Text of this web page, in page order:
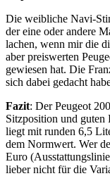
Die weibliche Navi-
der eine oder andere
lachen, wenn mir die
aber preiswerten
gewiesen hat. Die
sich dabei gedacht
Fazit: Der Peugeot
Sitzposition und guten
liegt mit runden 6,5
dem Normwert. Wer
Euro
lieber nicht für die